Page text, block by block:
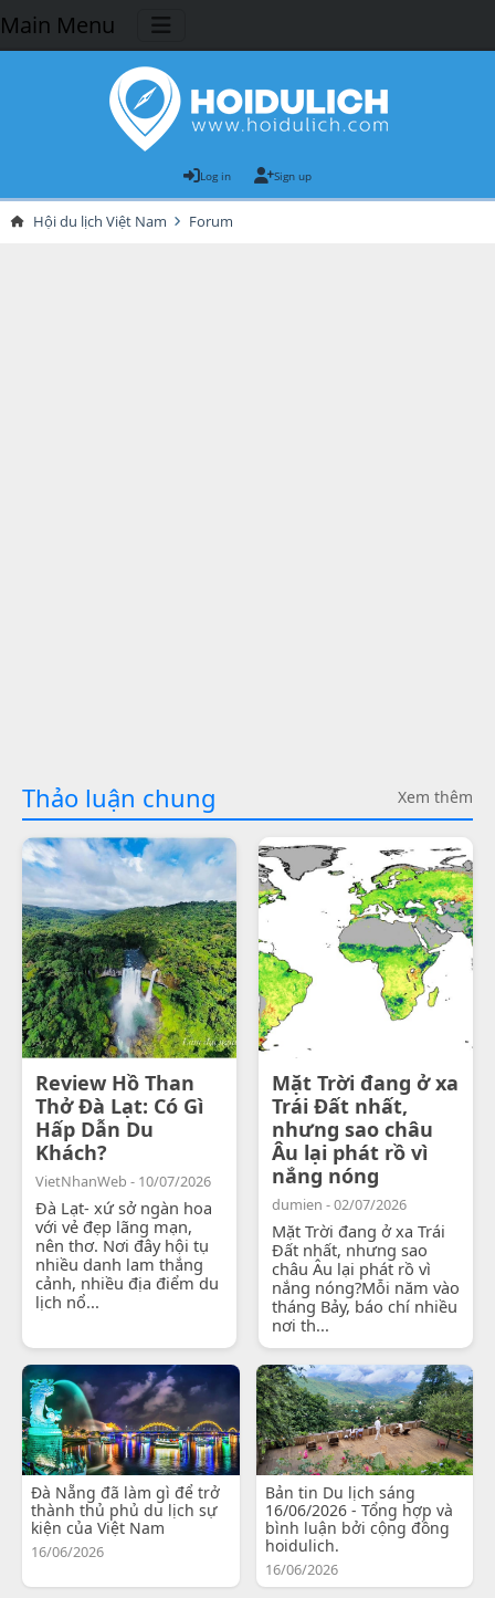
Main Menu
Log in Sign up
Hội du lịch Việt Nam Forum
Thảo luận chung Xem thêm
Review Hồ Than
Thở Đà Lạt: Có Gì
Hấp Dẫn Du
Khách?
VietNhanWeb - 10/07/2026
Đà Lạt- xứ sở ngàn hoa
với vẻ đẹp lãng mạn,
nên thơ. Nơi đây hội tụ
nhiều danh lam thắng
cảnh, nhiều địa điểm du
lịch nổ...
Mặt Trời đang ở xa
Trái Đất nhất,
nhưng sao châu
Âu lại phát rồ vì
nắng nóng
dumien - 02/07/2026
Mặt Trời đang ở xa Trái
Đất nhất, nhưng sao
châu Âu lại phát rồ vì
nắng nóng?Mỗi năm vào
tháng Bảy, báo chí nhiều
nơi th...
Đà Nẵng đã làm gì để trở
thành thủ phủ du lịch sự
kiện của Việt Nam
16/06/2026
Bản tin Du lịch sáng
16/06/2026 - Tổng hợp và
bình luận bởi cộng đồng
hoidulich.
16/06/2026